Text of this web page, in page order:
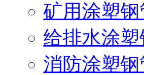
矿用涂塑钢
给排水涂塑
消防涂塑钢